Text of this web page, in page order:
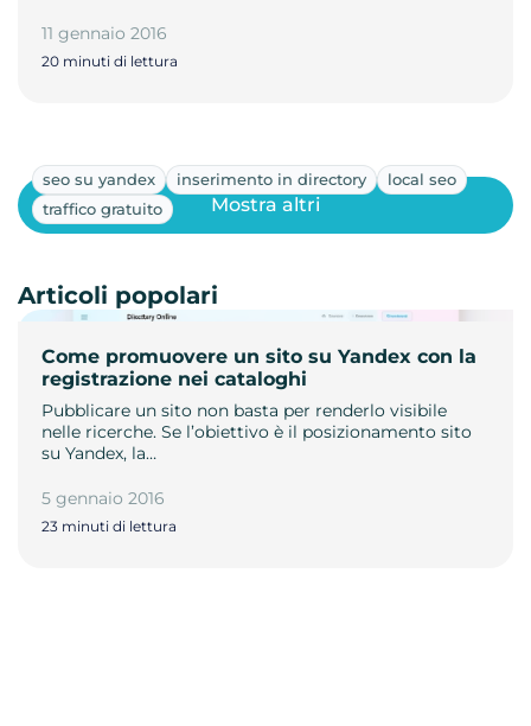
11 gennaio 2016
20 minuti di lettura
seo su yandex inserimento in directory
local seo
traffico gratuito
Come promuovere un sito su Yandex con la
registrazione nei cataloghi
Pubblicare un sito non basta per renderlo visibile
nelle ricerche. Se l’obiettivo è il posizionamento sito
su Yandex, la…
5 gennaio 2016
23 minuti di lettura
Mostra altri
Articoli popolari